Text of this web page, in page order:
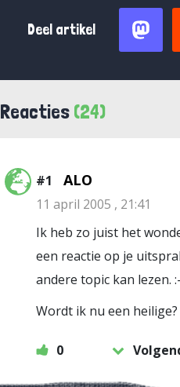
Deel artikel
Reacties (24)
#1 ALO
11 april 2005 , 21:41
Ik heb zo juist het
een reactie op je
andere topic kan lezen.
Wordt ik nu een heilige?
0